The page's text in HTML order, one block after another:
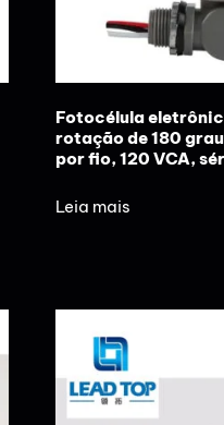
Fotocélula
rotação de 180
por fio, 120 VCA,
Leia mais